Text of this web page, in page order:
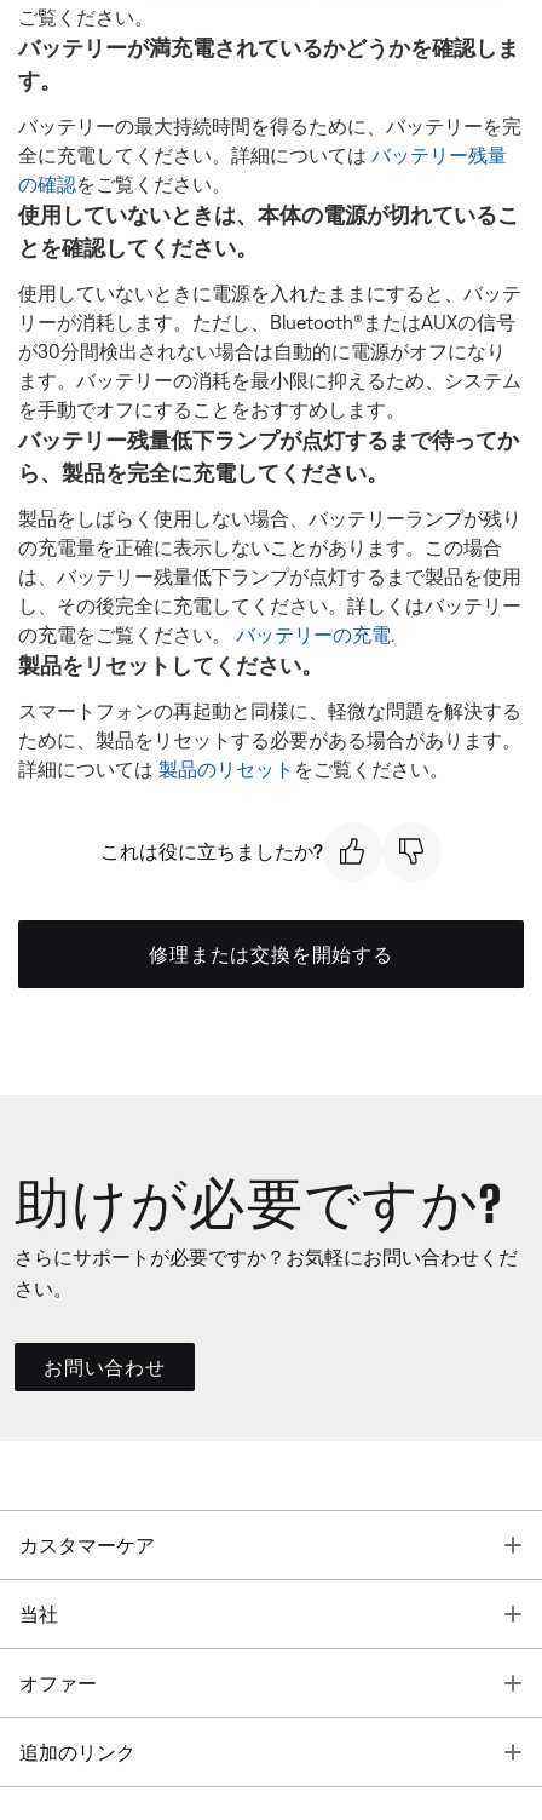
ご覧ください。
バッテリーが満充電されているかどうかを確認しま
す。
バッテリーの最大持続時間を得るために、バッテリーを完
全に充電してください。詳細については バッテリー残量
の確認をご覧ください。
使用していないときは、本体の電源が切れているこ
とを確認してください。
使用していないときに電源を入れたままにすると、バッテ
リーが消耗します。ただし、Bluetooth®またはAUXの信号
が30分間検出されない場合は自動的に電源がオフになり
ます。バッテリーの消耗を最小限に抑えるため、システム
を手動でオフにすることをおすすめします。
バッテリー残量低下ランプが点灯するまで待ってか
ら、製品を完全に充電してください。
製品をしばらく使用しない場合、バッテリーランプが残り
の充電量を正確に表示しないことがあります。この場合
は、バッテリー残量低下ランプが点灯するまで製品を使用
し、その後完全に充電してください。詳しくはバッテリー
の充電をご覧ください。 バッテリーの充電.
製品をリセットしてください。
スマートフォンの再起動と同様に、軽微な問題を解決する
ために、製品をリセットする必要がある場合があります。
詳細については 製品のリセット をご覧ください。
これは役に立ちましたか?
修理または交換を開始する
助けが必要ですか?
さらにサポートが必要ですか？お気軽にお問い合わせくだ
さい。
お問い合わせ
カスタマーケア
当社
オファー
追加のリンク